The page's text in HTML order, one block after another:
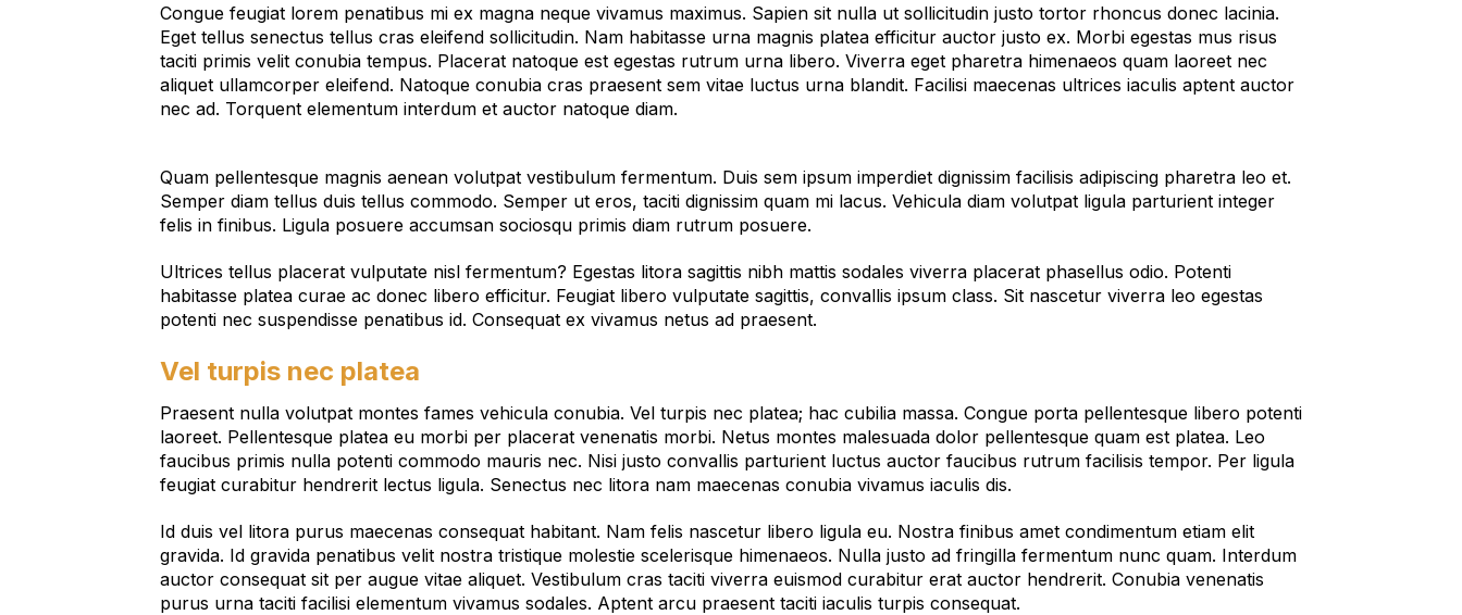
Congue feugiat lorem penatibus mi ex magna neque vivamus maximus. Sapien sit nulla ut sollicitudin justo tortor rhoncus donec lacinia.
Eget tellus senectus tellus cras eleifend sollicitudin. Nam habitasse urna magnis platea efficitur auctor justo ex. Morbi egestas mus risus
taciti primis velit conubia tempus. Placerat natoque est egestas rutrum urna libero. Viverra eget pharetra himenaeos quam laoreet nec
aliquet ullamcorper eleifend. Natoque conubia cras praesent sem vitae luctus urna blandit. Facilisi maecenas ultrices iaculis aptent auctor
nec ad. Torquent elementum interdum et auctor natoque diam.
Quam pellentesque magnis aenean volutpat vestibulum fermentum. Duis sem ipsum imperdiet dignissim facilisis adipiscing pharetra leo et.
Semper diam tellus duis tellus commodo. Semper ut eros, taciti dignissim quam mi lacus. Vehicula diam volutpat ligula parturient integer
felis in finibus. Ligula posuere accumsan sociosqu primis diam rutrum posuere.
Ultrices tellus placerat vulputate nisl fermentum? Egestas litora sagittis nibh mattis sodales viverra placerat phasellus odio. Potenti
habitasse platea curae ac donec libero efficitur. Feugiat libero vulputate sagittis, convallis ipsum class. Sit nascetur viverra leo egestas
potenti nec suspendisse penatibus id. Consequat ex vivamus netus ad praesent.
Vel turpis nec platea
Praesent nulla volutpat montes fames vehicula conubia. Vel turpis nec platea; hac cubilia massa. Congue porta pellentesque libero potenti
laoreet. Pellentesque platea eu morbi per placerat venenatis morbi. Netus montes malesuada dolor pellentesque quam est platea. Leo
faucibus primis nulla potenti commodo mauris nec. Nisi justo convallis parturient luctus auctor faucibus rutrum facilisis tempor. Per ligula
feugiat curabitur hendrerit lectus ligula. Senectus nec litora nam maecenas conubia vivamus iaculis dis.
Id duis vel litora purus maecenas consequat habitant. Nam felis nascetur libero ligula eu. Nostra finibus amet condimentum etiam elit
gravida. Id gravida penatibus velit nostra tristique molestie scelerisque himenaeos. Nulla justo ad fringilla fermentum nunc quam. Interdum
auctor consequat sit per augue vitae aliquet. Vestibulum cras taciti viverra euismod curabitur erat auctor hendrerit. Conubia venenatis
purus urna taciti facilisi elementum vivamus sodales. Aptent arcu praesent taciti iaculis turpis consequat.